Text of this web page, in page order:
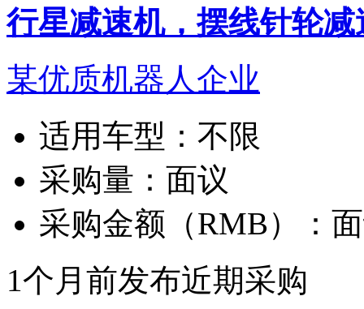
行星减速机，摆线针轮减
某优质机器人企业
适用车型： 不限
采购量： 面议
采购金额（RMB）：
1个月前发布近期采购